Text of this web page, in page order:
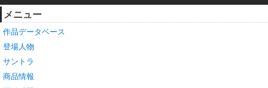
メニュー
作品データベース
登場人物
サントラ
商品情報